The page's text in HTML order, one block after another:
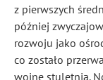
z pierwszych
później
rozwoju jako
co zostało
wojnę stuletnią.